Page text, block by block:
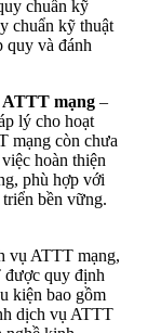
chuẩn kỹ
chuẩn kỹ thuật
quy và đánh
mạng –
lý cho hoạt
mạng còn chưa
hoàn thiện
phù hợp với
bền vững.
vụ ATTT mạng,
được quy định
kiện bao gồm
dịch vụ ATTT